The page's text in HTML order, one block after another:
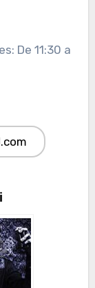
De 11:30 a